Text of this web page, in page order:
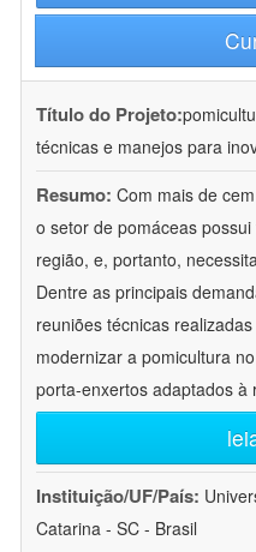
Título do Projeto:
técnicas e manejos para
Resumo: Com mais de
o setor de pomáceas
região, e, portanto,
Dentre as principais
reuniões técnicas
modernizar a pomicultura
porta-enxertos adaptados à
Instituição/UF/País:
Catarina - SC - Brasil